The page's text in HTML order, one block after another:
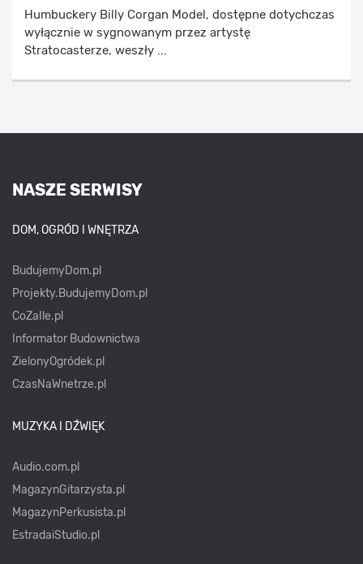
Humbuckery Billy Corgan Model, dostępne dotychczas
wyłącznie w sygnowanym przez artystę
Stratocasterze, weszły ...
NASZE SERWISY
DOM, OGRÓD I WNĘTRZA
BudujemyDom.pl
Projekty.BudujemyDom.pl
CoZaIle.pl
Informator Budownictwa
ZielonyOgródek.pl
CzasNaWnetrze.pl
MUZYKA I DŹWIĘK
Audio.com.pl
MagazynGitarzysta.pl
MagazynPerkusista.pl
EstradaiStudio.pl